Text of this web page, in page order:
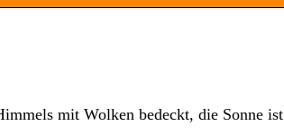
mit Wolken bedeckt, die Sonne ist